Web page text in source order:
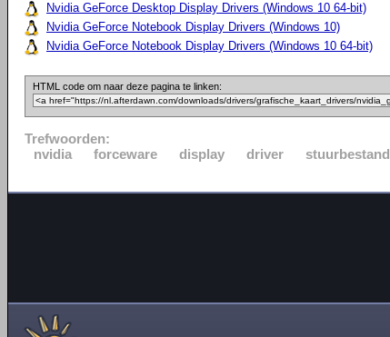
Nvidia GeForce Desktop Display Drivers (Windows 10 64-bit)
Nvidia GeForce Notebook Display Drivers (Windows 10)
Nvidia GeForce Notebook Display Drivers (Windows 10 64-bit)
HTML code om naar deze pagina te linken:
Trefwoorden:
nvidia
forceware display driver